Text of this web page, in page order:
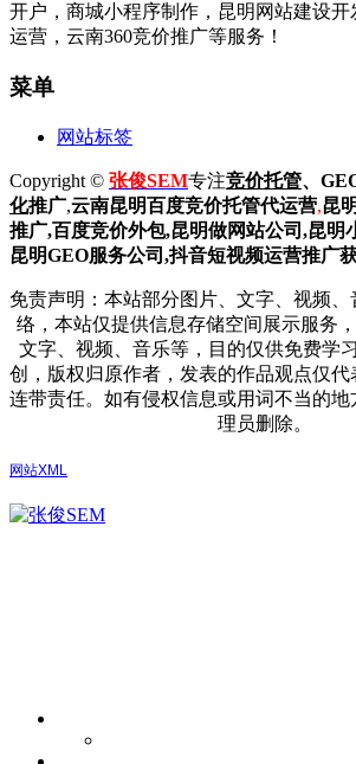
开户，商城小程序制作，昆明网站建设开
运营，云南360竞价推广等服务！
菜单
网站标签
Copyright © 张俊SEM专注竞价托管、
化推广,云南昆明百度竞价托管代运营,昆
推广,百度竞价外包,昆明做网站公司,昆明
昆明GEO服务公司,抖音短视频运营推广获
免责声明：本站部分图片、文字、视频、
络，本站仅提供信息存储空间展示服务
文字、视频、音乐等，目的仅供免费学
创，版权归原作者，发表的作品观点仅代
连带责任。如有侵权信息或用词不当的
理员删除。
网站XML